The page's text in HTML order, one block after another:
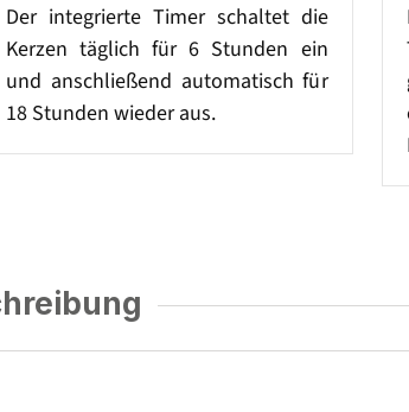
Der integrierte Timer schaltet die
Kerzen täglich für 6 Stunden ein
und anschließend automatisch für
18 Stunden wieder aus.